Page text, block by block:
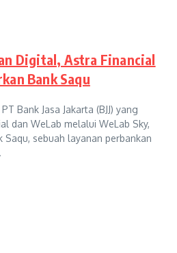
Digital, Astra Financial
Bank Saqu
Bank Jasa Jakarta (BJJ) yang
dan WeLab melalui WeLab Sky,
Saqu, sebuah layanan perbankan